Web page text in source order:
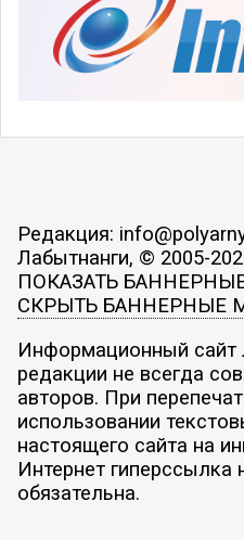
Редакция:
Лабытнанги, © 2005-
ПОКАЗАТЬ
СКРЫТЬ БАННЕРНЫЕ
Информационный сайт
редакции не всегда
авторов. При
использовании
настоящего сайта на
Интернет гиперссылка
обязательна.